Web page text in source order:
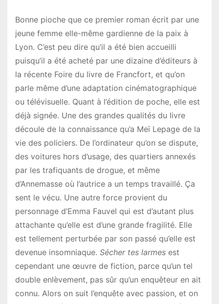
Bonne pioche que ce premier roman écrit par une
jeune femme elle-même gardienne de la paix à
Lyon. C’est peu dire qu’il a été bien accueilli
puisqu’il a été acheté par une dizaine d’éditeurs à
la récente Foire du livre de Francfort, et qu’on
parle même d’une adaptation cinématographique
ou télévisuelle. Quant à l’édition de poche, elle est
déjà signée. Une des grandes qualités du livre
découle de la connaissance qu’a Meï Lepage de la
vie des policiers. De l’ordinateur qu’on se dispute,
des voitures hors d’usage, des quartiers annexés
par les trafiquants de drogue, et même
d’Annemasse où l’autrice a un temps travaillé. Ça
sent le vécu. Une autre force provient du
personnage d’Emma Fauvel qui est d’autant plus
attachante qu’elle est d’une grande fragilité. Elle
est tellement perturbée par son passé qu’elle est
devenue insomniaque. Sécher tes larmes est
cependant une œuvre de fiction, parce qu’un tel
double enlèvement, pas sûr qu’un enquêteur en ait
connu. Alors on suit l’enquête avec passion, et on